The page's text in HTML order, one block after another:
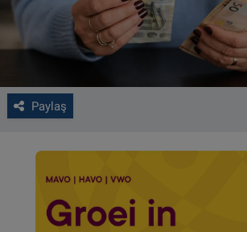
Paylaş
CONTACT
Çerez Politikası